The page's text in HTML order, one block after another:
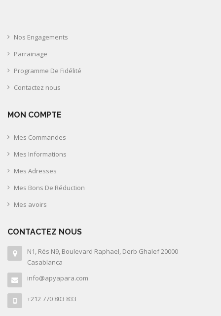
Nos Engagements
Parrainage
Programme De Fidélité
Contactez nous
MON COMPTE
Mes Commandes
Mes Informations
Mes Adresses
Mes Bons De Réduction
Mes avoirs
CONTACTEZ NOUS
N1, Rés N9, Boulevard Raphael, Derb Ghalef 20000
Casablanca
info@apyapara.com
+212 770 803 833